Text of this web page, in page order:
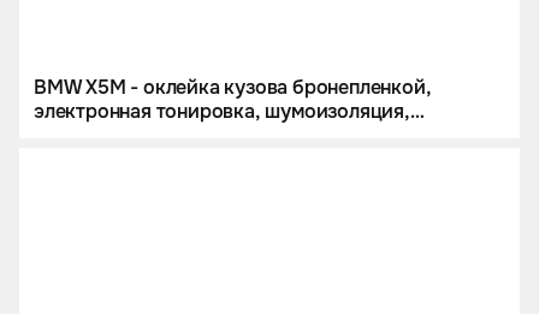
BMW X5M - оклейка кузова бронепленкой,
электронная тонировка, шумоизоляция,